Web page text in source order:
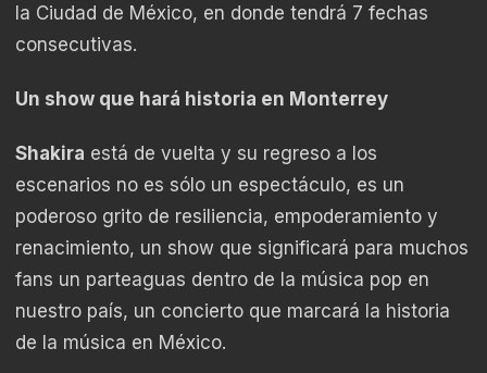
la Ciudad de México, en donde tendrá 7 fechas
consecutivas.
Un show que hará historia en Monterrey
Shakira está de vuelta y su regreso a los
escenarios no es sólo un espectáculo, es un
poderoso grito de resiliencia, empoderamiento y
renacimiento, un show que significará para muchos
fans un parteaguas dentro de la música pop en
nuestro país, un concierto que marcará la historia
de la música en México.